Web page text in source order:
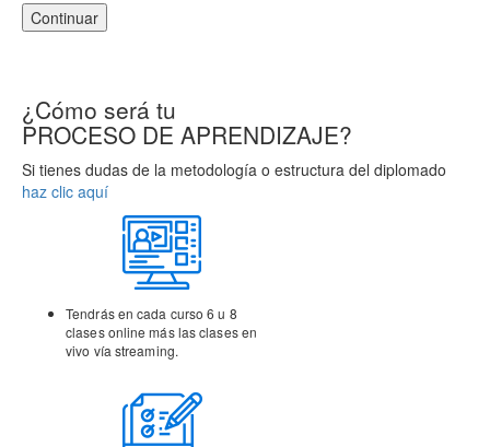
Continuar
¿Cómo será tu
PROCESO DE APRENDIZAJE?
Si tienes dudas de la metodología o estructura del diplomado
haz clic aquí
Tendrás en cada curso 6 u 8
clases online más las clasesen
vivo vía streaming.